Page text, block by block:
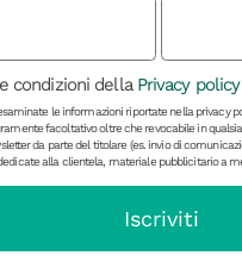
condizioni della Privacy policy
le informazioni riportate nella privacy
facoltativo oltre che revocabile in
da parte del titolare (es. invio di
alla clientela, materiale pubblicitario a
Iscriviti